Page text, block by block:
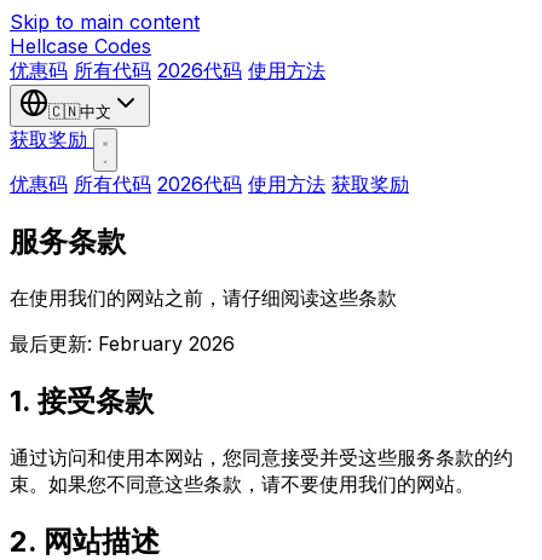
Skip to main content
Hellcase Codes
优惠码 所有代码 2026代码 使用方法
🇨🇳中文
获取奖励
优惠码 所有代码 2026代码 使用方法 获取奖励
服务条款
在使用我们的网站之前，请仔细阅读这些条款
最后更新: February 2026
1. 接受条款
通过访问和使用本网站，您同意接受并受这些服务条款的约
束。如果您不同意这些条款，请不要使用我们的网站。
2. 网站描述